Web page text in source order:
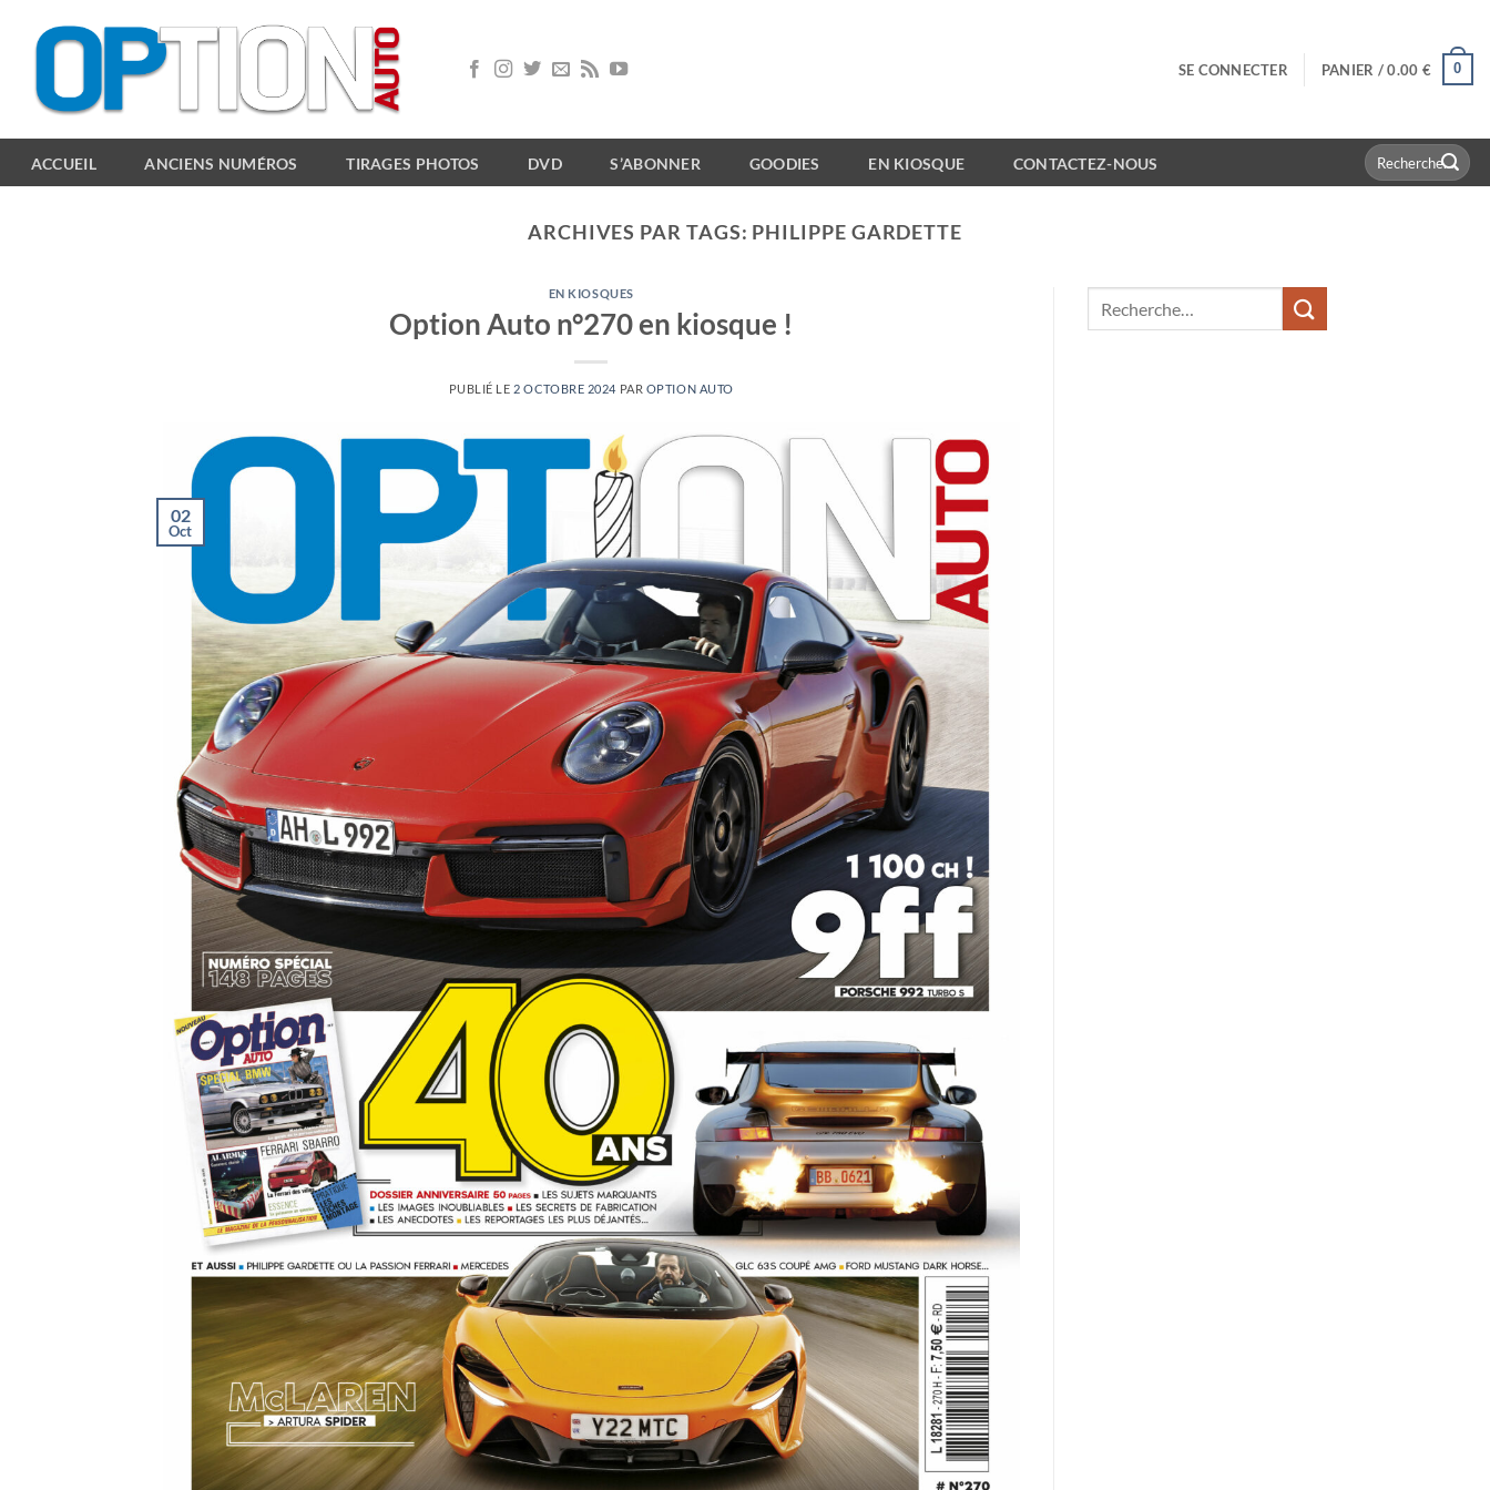
SE CONNECTER PANIER /0.00 € 0
ACCUEIL ANCIENS NUMÉROS TIRAGES PHOTOS DVD S’ABONNER GOODIES EN KIOSQUE CONTACTEZ-NOUS
Recherche
pour :
ARCHIVES PAR TAGS: PHILIPPE GARDETTE
EN KIOSQUES
Option Auto n°270 en kiosque !
PUBLIÉ LE 2 OCTOBRE 2024 PAR OPTION AUTO
02
Oct